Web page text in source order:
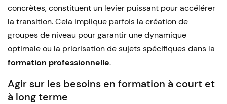
concrètes, constituent un levier puissant pour accélérer
la transition. Cela implique parfois la création de
groupes de niveau pour garantir une dynamique
optimale ou la priorisation de sujets spécifiques dans la
formation professionnelle.
Agir sur les besoins en formation à court et
à long terme